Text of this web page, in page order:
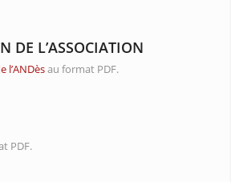
DE L’ASSOCIATION
l’ANDèsau format PDF.
PDF.